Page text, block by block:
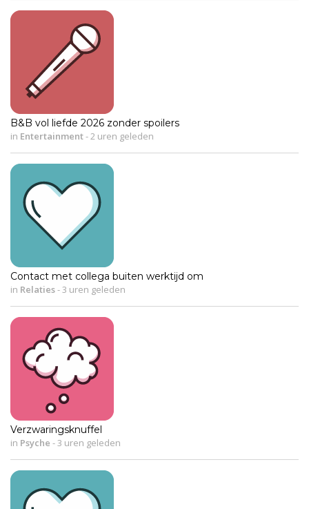
B&B vol liefde 2026 zonder spoilers
in Entertainment-2 uren geleden
Contact met collega buiten werktijd om
in Relaties-3 uren geleden
Verzwaringsknuffel
in Psyche -3 uren geleden